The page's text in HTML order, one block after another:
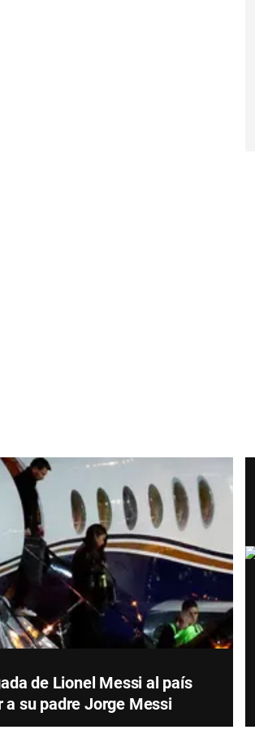
de Lionel Messi al país
a su padre Jorge Messi